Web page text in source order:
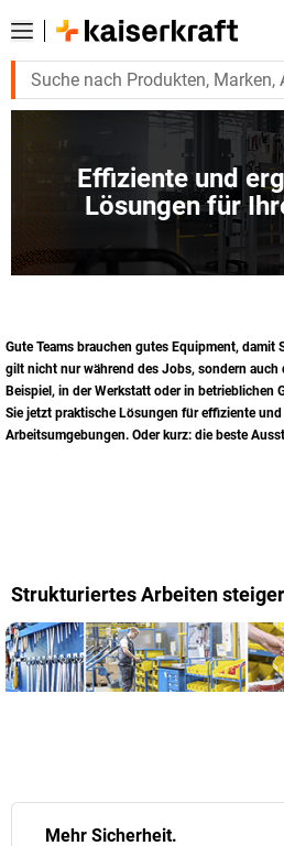
Effiziente und
Lösungen für
Gute Teams brauchen gutes Equipment, damit
gilt nicht nur während des Jobs, sondern auch
Beispiel, in der Werkstatt oder in betrieblichen
Sie jetzt praktische Lösungen für effiziente
Arbeitsumgebungen. Oder kurz: die beste
Strukturiertes Arbeiten
Mehr Sicherheit.